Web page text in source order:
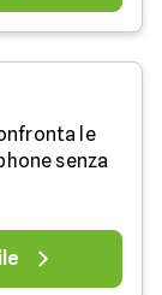
le
senza